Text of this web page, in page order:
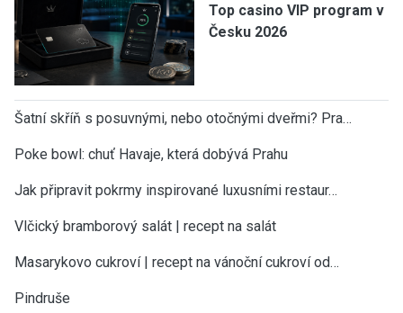
Top casino VIP program v
Česku 2026
Šatní skříň s posuvnými, nebo otočnými dveřmi? Pra…
Poke bowl: chuť Havaje, která dobývá Prahu
Jak připravit pokrmy inspirované luxusními restaur…
Vlčický bramborový salát | recept na salát
Masarykovo cukroví | recept na vánoční cukroví od…
Pindruše